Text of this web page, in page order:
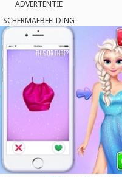
ADVERTENTIE
SCHERMAFBEELDING